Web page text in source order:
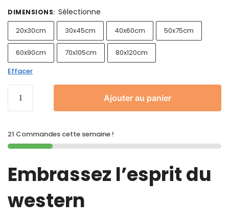
DIMENSIONS: Sélectionne
20x30cm 30x45cm 40x60cm 50x75cm
60x90cm 70x105cm
80x120cm
Effacer
Ajouter au panier
21 Commandes cette semaine !
Embrassez l’esprit du
western